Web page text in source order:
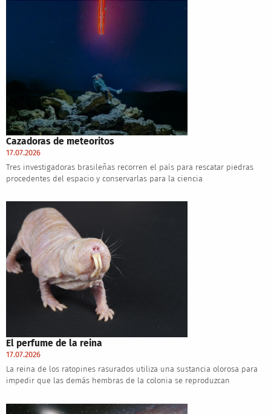
Cazadoras de meteoritos
17.07.2026
Tres investigadoras brasileñas recorren el país para rescatar piedras
procedentes del espacio y conservarlas para la ciencia
El perfume de la reina
17.07.2026
La reina de los ratopines rasurados utiliza una sustancia olorosa para
impedir que las demás hembras de la colonia se reproduzcan